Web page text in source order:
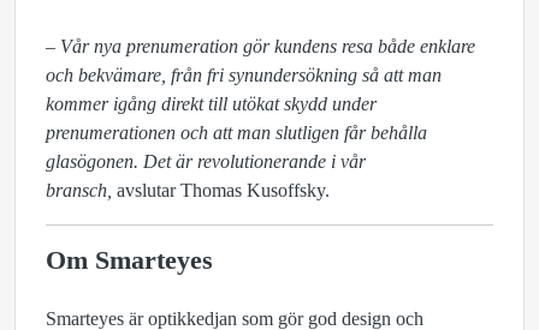
– Vår nya prenumeration gör kundens resa både enklare
och bekvämare, från fri synundersökning så att man
kommer igång direkt till utökat skydd under
prenumerationen och att man slutligen får behålla
glasögonen. Det är revolutionerande i vår
bransch, avslutar Thomas Kusoffsky.
Om Smarteyes
Smarteyes är optikkedjan som gör god design och